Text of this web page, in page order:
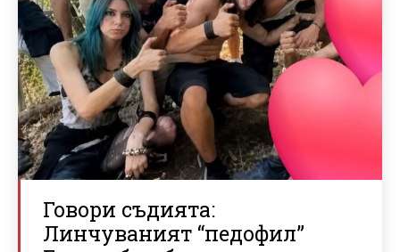
Говори съдията:
Линчуваният “педофил”